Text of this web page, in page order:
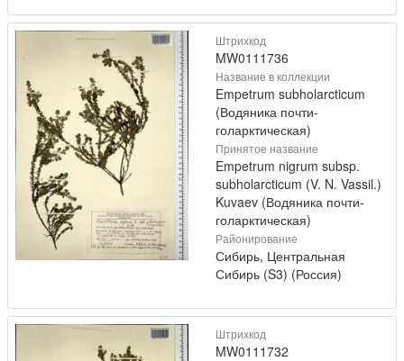
Штрихкод
MW0111736
Название в коллекции
Empetrum subholarcticum
(Водяника почти-
голарктическая)
Принятое название
Empetrum nigrum subsp.
subholarcticum (V. N. Vassil.)
Kuvaev (Водяника почти-
голарктическая)
Районирование
Сибирь, Центральная
Сибирь (S3) (Россия)
Штрихкод
MW0111732